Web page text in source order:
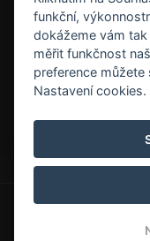
funkční,
dokážeme vám
měřit funkčnost
preference můžete
Nastavení cookies.